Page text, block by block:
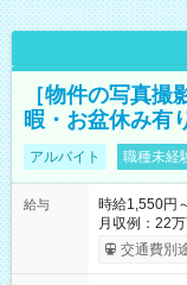
［物件の写真
暇・お盆休み有
アルバイト 職種未経
給与
時給1,550円
月収例：22万7850円（
り） 【試
交通費別